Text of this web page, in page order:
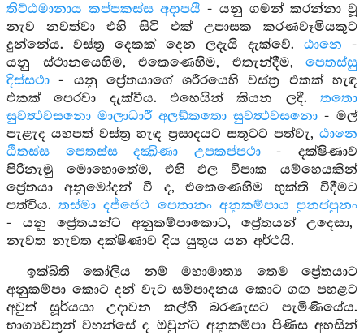
තිට්ඨමානාය කප්පකස්ස අදාපයී - යනු ගමන් කරන්නා වූ
නැව නවත්වා එහි සිටි එක් උපාසක කරණවෑමියකුට
දුන්නේය. වස්ත්‍ර දෙකක් දෙන ලදැයි දැක්වේ. ඨානෙ -
යනු ස්ථානයෙහිම, එකෙණෙහිම, එතැන්දීම, පෙතස්සු
දිස්සථා - යනු ප්‍රේතයාගේ ශරීරයෙහි වස්ත්‍ර එකක් හැඳ
එකක් පෙරවා දැක්වීය. එහෙයින් කියන ලදී. තතො
සුවත්‍ථවසනො මාලාධාරී අලඞ්කතො සුවත්‍ථවසනො - මල්
පැළැද යහපත් වස්ත්‍ර හැඳ ප්‍රසාදයට සතුටට පත්වැ, ඨානෙ
ඨිතස්ස පෙතස්ස දක්‍ඛිණා උපකප්පථා- දක්ෂිණාව
පිරිනැමු මොහොතේම, එහි ඵල විපාක යම්හෙයකින්
ප්‍රේතයා අනුමෝදන් වී ද, එකෙණෙහිම භුක්ති විදීමට
පත්විය.තස්මා දජ්ජෙථ පෙතානං අනුකම්පාය පුනප්පුනං
- යනු ප්‍රේතයන්ට අනුකම්පාකොට, ප්‍රේතයන් උදෙසා,
නැවත නැවත දක්ෂිණාව දිය යුතුය යන අර්ථයි.
ඉක්බිති කෝලිය නම් මහාමාත්‍ය තෙම ප්‍රේතයාට
අනුකම්පා කොට දන් වැට සම්පාදනය කොට ගඟ පහළට
අවුත් සූර්යයා උදාවන කල්හි බරණැසට පැමිණියේය.
භාග්‍යවතුන් වහන්සේ ද ඔවුන්ට අනුකම්පා පිණිස අහසින්